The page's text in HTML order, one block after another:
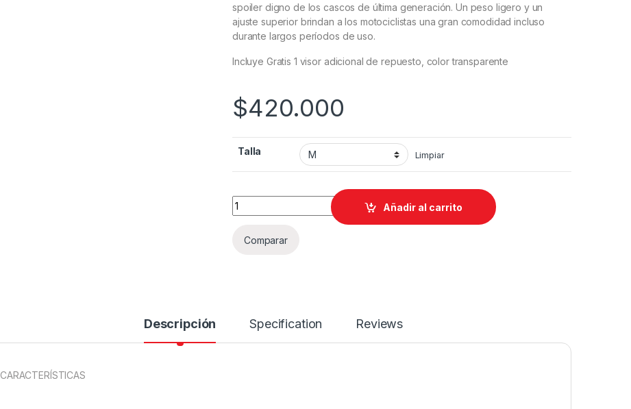
spoiler digno de los cascos de última generación. Un peso ligero y un
ajuste superior brindan a los motociclistas una gran comodidad incluso
durante largos períodos de uso.
Incluye Gratis 1 visor adicional de repuesto, color transparente
$420.000
Talla Limpiar
Casco SMK Stellar + Visor oscuro y Transparente quantity
Añadir al carrito
Comparar
Descripción Specification Reviews
CARACTERÍSTICAS